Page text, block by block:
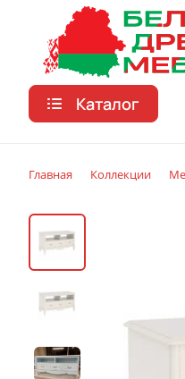
Каталог
Главная Коллекции